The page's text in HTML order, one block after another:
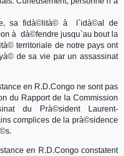
sa fidà©lità© à l`idà©al de
à dà©fendre jusqu`au bout la
territoriale de notre pays ont
de sa vie par un assassinat
en R.D.Congo ne sont pas
du Rapport de la Commission
du Prà©sident Laurent-
complices de la prà©sidence
en R.D.Congo constatent